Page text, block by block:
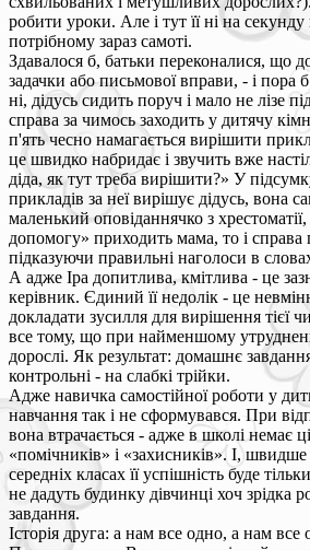
робити уроки. Але і тут її ні на
потрібному зараз самоті.
Здавалося б, батьки переконалися, що
задачки або письмової вправи, - і пора
ні, дідусь сидить поруч і мало не лізе
справа за чимось заходить у дитячу
п'ять чесно намагається вирішити
це швидко набридає і звучить вже
діда, як тут треба вирішити?» У
прикладів за неї вирішує дідусь, вона
маленький оповіданнячко з хрестоматії,
допомогу» приходить мама, то і справа
підказуючи правильні наголоси в
А адже Іра допитлива, кмітлива - це
керівник. Єдиний її недолік - це
докладати зусилля для вирішення тієї
все тому, що при найменшому
дорослі. Як результат: домашнє
контрольні - на слабкі трійки.
Адже навичка самостійної роботи у
навчання так і не сформувався. При
вона втрачається - адже в школі немає
«помічників» і «захисників». І,
середніх класах її успішність буде
не дадуть будинку дівчинці хоч зрідка
завдання.
Історія друга: а нам все одно, а нам все